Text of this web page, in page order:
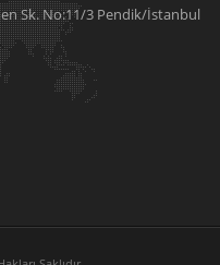
Sk. No:11/3 Pendik/İstanbul